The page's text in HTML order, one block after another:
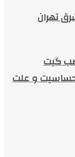
تهران
گیت
حساسیت و علت